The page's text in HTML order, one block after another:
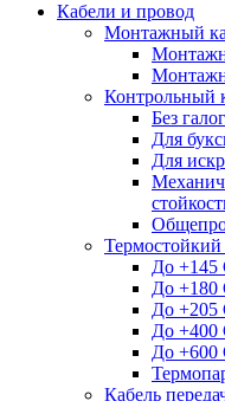
Кабели и провод
Монтажный
Контрольный
Без
Для
Для
Термостойкий
До +145
До +180
До +205
До +400
До +600
Кабель